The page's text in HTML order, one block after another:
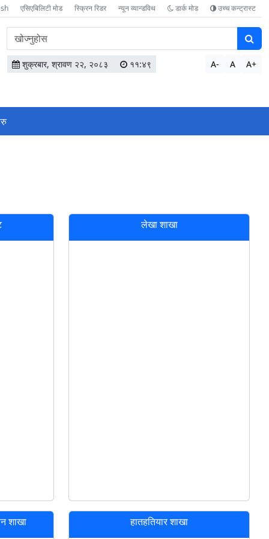
एसिएबिलिटी मोड स्क्रिन रिडर न्यून व्यान्डविथ डार्क मोड उच्च कन्ट्रास्ट
वेबसाइटमा
सामग्री
खोज्नुहोस
शुक्रबार, श्रावण २२, २०८३ ११:४९ A- A A+
लेखा शाखा
शाखा हातहतियार शाखा